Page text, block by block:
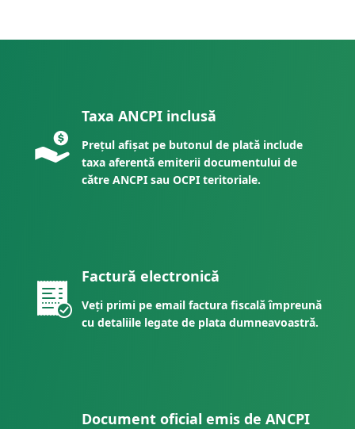
Taxa ANCPI inclusă
Prețul afișat pe butonul de plată include
taxa aferentă emiterii documentului de
către ANCPI sau OCPI teritoriale.
Factură electronică
Veți primi pe email factura fiscală împreună
cu detaliile legate de plata dumneavoastră.
Document oficial emis de ANCPI